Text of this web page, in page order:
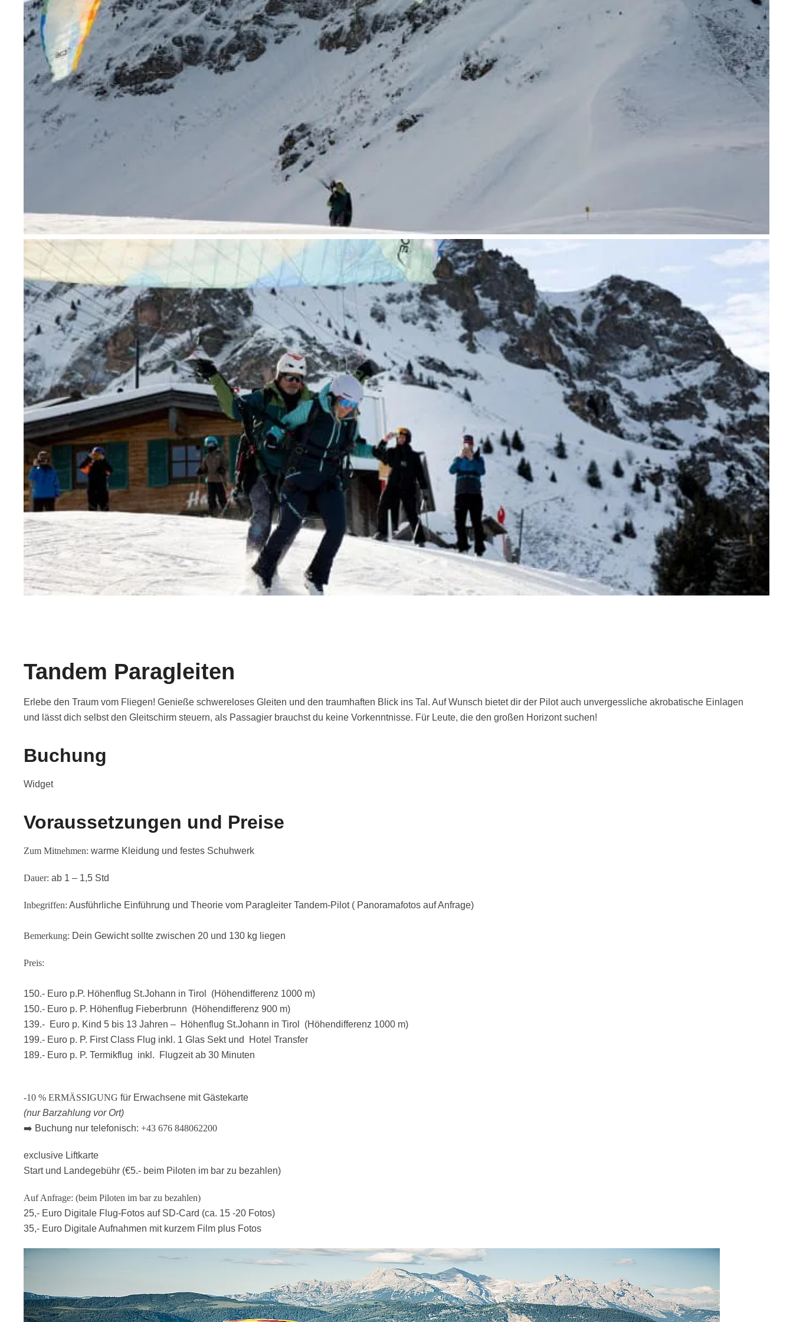
Tandem Paragleiten
Erlebe den Traum vom Fliegen! Genieße schwereloses Gleiten und den traumhaften Blick ins Tal. Auf Wunsch bietet dir der Pilot auch unvergessliche akrobatische Einlagen
und lässt dich selbst den Gleitschirm steuern, als Passagier brauchst du keine Vorkenntnisse. Für Leute, die den großen Horizont suchen!
Buchung
Widget
Voraussetzungen und Preise
Zum Mitnehmen: warme Kleidung und festes Schuhwerk
Dauer: ab 1 – 1,5 Std
Inbegriffen: Ausführliche Einführung und Theorie vom Paragleiter Tandem-Pilot ( Panoramafotos auf Anfrage)
Bemerkung: Dein Gewicht sollte zwischen 20 und 130 kg liegen
Preis:
150.- Euro p.P. Höhenflug St.Johann in Tirol (Höhendifferenz 1000 m)
150.- Euro p. P. Höhenflug Fieberbrunn (Höhendifferenz 900 m)
139.- Euro p. Kind 5 bis 13 Jahren – Höhenflug St.Johann in Tirol (Höhendifferenz 1000 m)
199.- Euro p. P. First Class Flug inkl. 1 Glas Sekt und Hotel Transfer
189.- Euro p. P. Termikflug inkl. Flugzeit ab 30 Minuten
-10 % ERMÄSSIGUNG für Erwachsene mit Gästekarte
(nur Barzahlung vor Ort)
➡️ Buchung nur telefonisch: +43 676 848062200
exclusive Liftkarte
Start und Landegebühr (€5.- beim Piloten im bar zu bezahlen)
Auf Anfrage: (beim Piloten im bar zu bezahlen)
25,- Euro Digitale Flug-Fotos auf SD-Card (ca. 15 -20 Fotos)
35,- Euro Digitale Aufnahmen mit kurzem Film plus Fotos